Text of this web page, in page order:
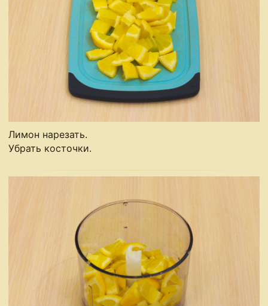
Лимон нарезать.
Убрать косточки.